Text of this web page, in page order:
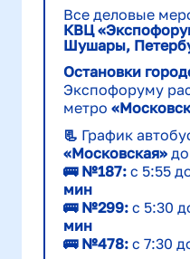
Все деловые
КВЦ
Шушары,
Остановки
Экспофоруму
метро
📃 График
«Московская» до
🚌 №187: с 5:55
мин
🚌 №299: с 5:30
мин
🚌 №478: с 7:30